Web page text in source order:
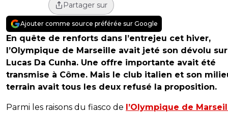
Partager sur
Ajouter comme source préférée sur Google
En quête de renforts dans l’entrejeu cet hiver,
l’Olympique de Marseille avait jeté son dévolu sur
Lucas Da Cunha. Une offre importante avait été
transmise à Côme. Mais le club italien et son
terrain avait tous les deux refusé la proposition.
Parmi les raisons du fiasco de l’Olympique de